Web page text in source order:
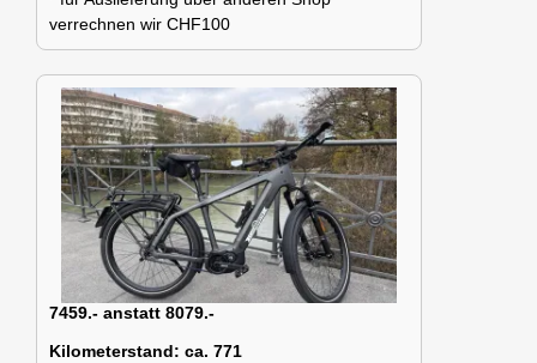
verrechnen wir CHF100
7459.- anstatt 8079.-
Kilometerstand: ca. 771